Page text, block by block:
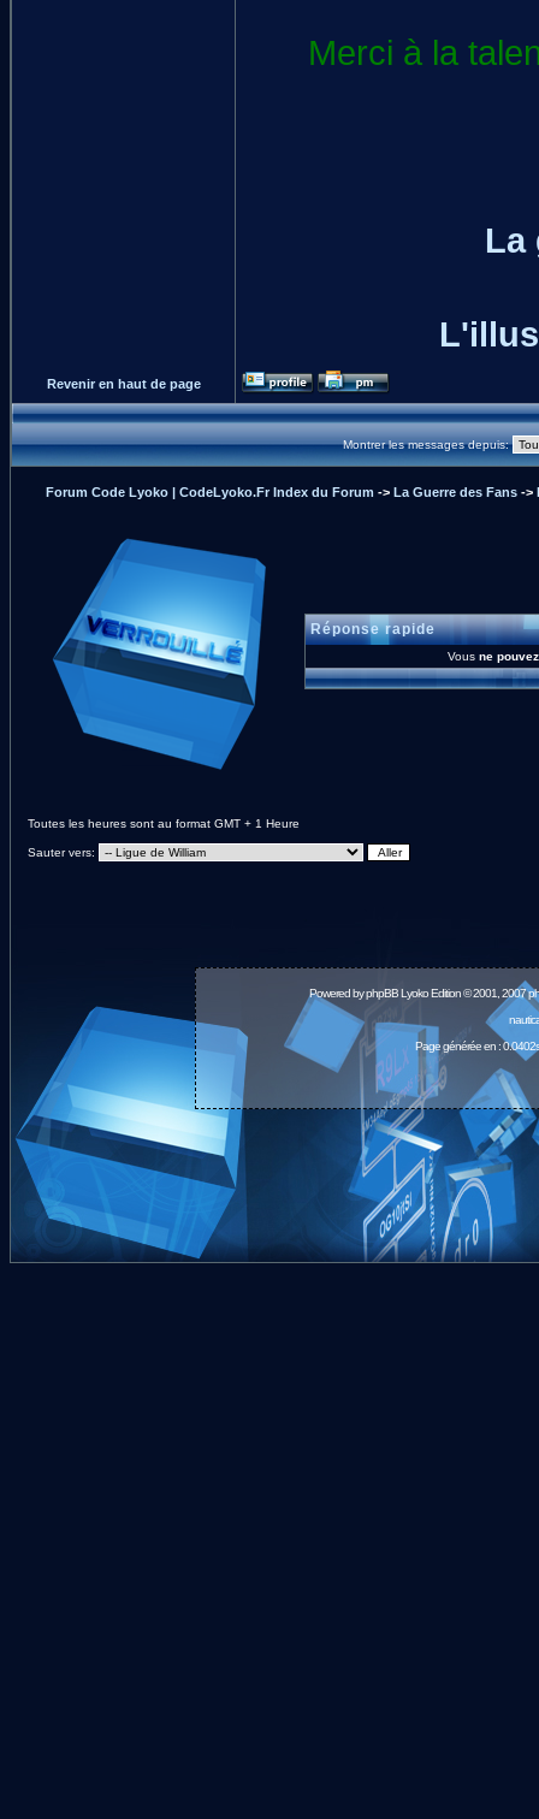
Merci à la
La
Revenir en haut de page
Montrer les messages depuis:
Forum Code Lyoko | CodeLyoko.Fr Index du Forum -> La Guerre des Fans ->
Réponse rapide
Vous ne
Toutes les heures sont au format GMT + 1 Heure
Sauter vers:
Powered byphpBBLyoko Edition © 2001, 2007
Page générée en :